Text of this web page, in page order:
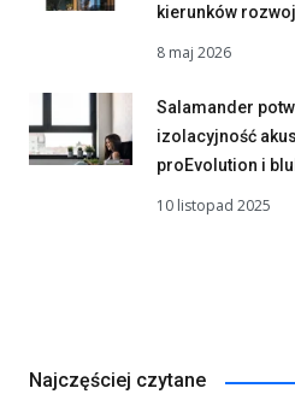
kierunków
8 maj 2026
Salamander
izolacyjność
proEvolution i
10 listopad 2025
Najczęściej czytane